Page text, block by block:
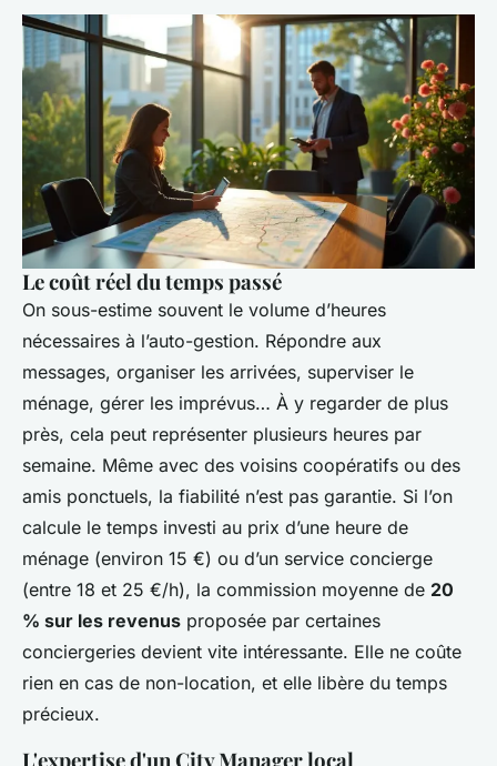
Le coût réel du temps passé
On sous-estime souvent le volume d’heures
nécessaires à l’auto-gestion. Répondre aux
messages, organiser les arrivées, superviser le
ménage, gérer les imprévus… À y regarder de plus
près, cela peut représenter plusieurs heures par
semaine. Même avec des voisins coopératifs ou des
amis ponctuels, la fiabilité n’est pas garantie. Si l’on
calcule le temps investi au prix d’une heure de
ménage (environ 15 €) ou d’un service concierge
(entre 18 et 25 €/h), la commission moyenne de 20
% sur les revenus proposée par certaines
conciergeries devient vite intéressante. Elle ne coûte
rien en cas de non-location, et elle libère du temps
précieux.
L'expertise d'un City Manager local